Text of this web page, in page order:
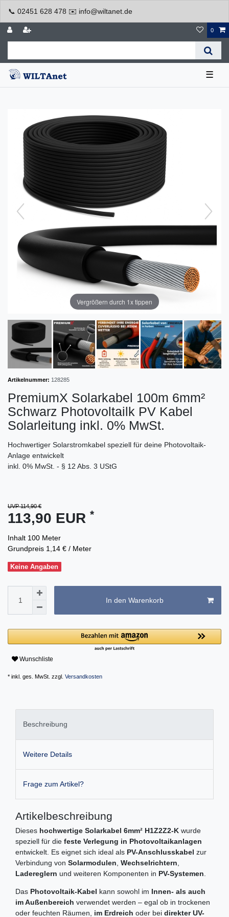
📞 02451 628 478 ✉️ info@wiltanet.de
0
☰
Vergrößern durch 1x tippen
Artikelnummer: 128285
PremiumX Solarkabel 100m 6mm²
Schwarz Photovoltailk PV Kabel
Solarleitung inkl. 0% MwSt.
Hochwertiger Solarstromkabel speziell für deine Photovoltaik-
Anlage entwickelt
inkl. 0% MwSt. - § 12 Abs. 3 UStG
UVP 114,90 €
113,90 EUR *
Inhalt 100 Meter
Grundpreis 1,14 € / Meter
Keine Angaben
In den Warenkorb
Wunschliste
* inkl. ges. MwSt. zzgl. Versandkosten
Beschreibung
Weitere Details
Frage zum Artikel?
Artikelbeschreibung
Dieses hochwertige Solarkabel 6mm² H1Z2Z2-K wurde
speziell für die feste Verlegung in Photovoltaikanlagen
entwickelt. Es eignet sich ideal als PV-Anschlusskabel zur
Verbindung von Solarmodulen, Wechselrichtern,
Ladereglern und weiteren Komponenten in PV-Systemen.
Das Photovoltaik-Kabel kann sowohl im Innen- als auch
im Außenbereich verwendet werden – egal ob in trockenen
oder feuchten Räumen, im Erdreich oder bei direkter UV-